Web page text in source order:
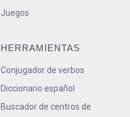
Juegos
HERRAMIENTAS
Conjugador de verbos
Diccionario español
Buscador de centros de